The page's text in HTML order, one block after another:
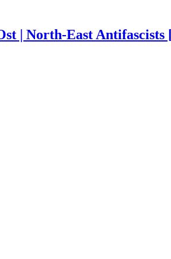
| North-East Antifascists